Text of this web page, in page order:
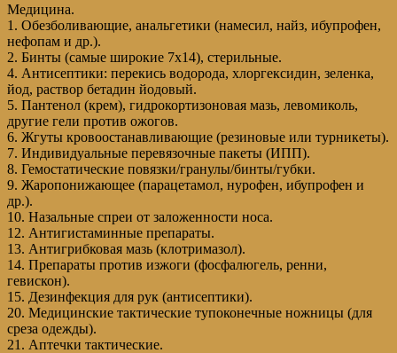
Медицина.
1. Обезболивающие, анальгетики (намесил, найз, ибупрофен,
нефопам и др.).
2. Бинты (самые широкие 7х14), стерильные.
4. Антисептики: перекись водорода, хлоргексидин, зеленка,
йод, раствор бетадин йодовый.
5. Пантенол (крем), гидрокортизоновая мазь, левомиколь,
другие гели против ожогов.
6. Жгуты кровоостанавливающие (резиновые или турникеты).
7. Индивидуальные перевязочные пакеты (ИПП).
8. Гемостатические повязки/гранулы/бинты/губки.
9. Жаропонижающее (парацетамол, нурофен, ибупрофен и
др.).
10. Назальные спреи от заложенности носа.
12. Антигистаминные препараты.
13. Антигрибковая мазь (клотримазол).
14. Препараты против изжоги (фосфалюгель, ренни,
гевискон).
15. Дезинфекция для рук (антисептики).
20. Медицинские тактические тупоконечные ножницы (для
среза одежды).
21. Аптечки тактические.